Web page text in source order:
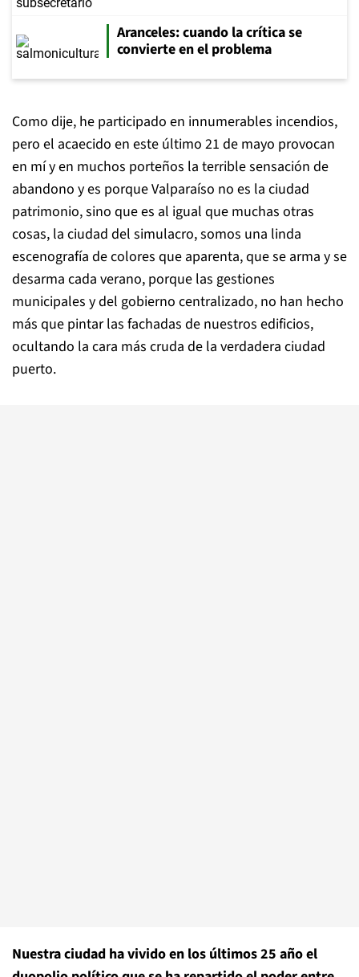
Aranceles: cuando la crítica se
convierte en el problema
Como dije, he participado en innumerables incendios,
pero el acaecido en este último 21 de mayo provocan
en mí y en muchos porteños la terrible sensación de
abandono y es porque Valparaíso no es la ciudad
patrimonio, sino que es al igual que muchas otras
cosas, la ciudad del simulacro, somos una linda
escenografía de colores que aparenta, que se arma y se
desarma cada verano, porque las gestiones
municipales y del gobierno centralizado, no han hecho
más que pintar las fachadas de nuestros edificios,
ocultando la cara más cruda de la verdadera ciudad
puerto.
Nuestra ciudad ha vivido en los últimos 25 año el